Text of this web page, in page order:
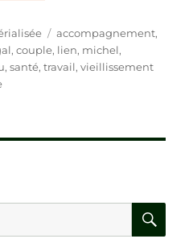
Étiquettes
accompagnement,
,couple, lien, michel,
,santé,travail,vieillissement
sur
Billé